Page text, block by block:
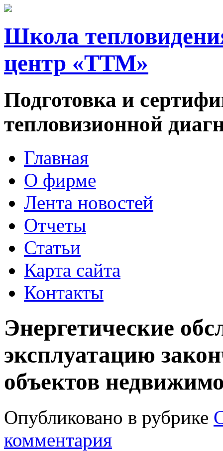
Школа
центр «ТТМ»
Подготовка и
тепловизионной
Главная
О фирме
Лента новостей
Отчеты
Статьи
Карта сайта
Контакты
Энергетические
эксплуатацию
объектов
Опубликовано в рубрике
комментария